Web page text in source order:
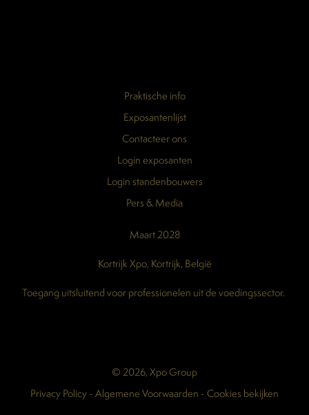
Praktische info
Exposantenlijst
Contacteer ons
Login exposanten
Login standenbouwers
Pers & Media
Maart 2028
Kortrijk Xpo, Kortrijk, België
Toegang uitsluitend voor professionelen uit de voedingssector.
© 2026, Xpo Group
Privacy Policy-Algemene Voorwaarden -Cookies bekijken